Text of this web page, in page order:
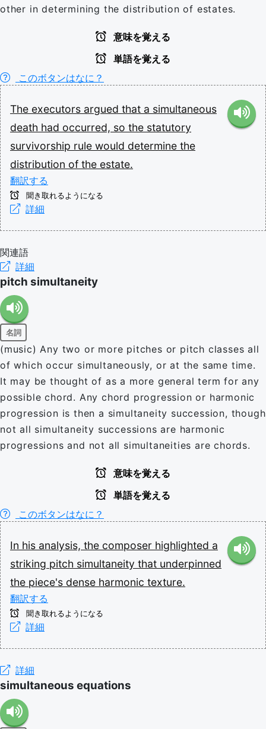
other in determining the distribution of estates.
意味を覚える
単語を覚える
このボタンはなに？
The executors argued that a simultaneous
death had occurred, so the statutory
survivorship rule would determine the
distribution of the estate.
翻訳する
聞き取れるようになる
詳細
関連語
詳細
pitch simultaneity
名詞
(music) Any two or more pitches or pitch classes all
of which occur simultaneously, or at the same time.
It may be thought of as a more general term for any
possible chord. Any chord progression or harmonic
progression is then a simultaneity succession, though
not all simultaneity successions are harmonic
progressions and not all simultaneities are chords.
意味を覚える
単語を覚える
このボタンはなに？
In his analysis, the composer highlighted a
striking pitch simultaneity that underpinned
the piece's dense harmonic texture.
翻訳する
聞き取れるようになる
詳細
詳細
simultaneous equations